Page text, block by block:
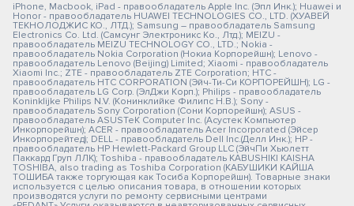
iPhone, Macbook, iPad - правообладатель Apple Inc. (Эпл Инк.); Huawei и
Honor - правообладатель HUAWEI TECHNOLOGIES CO., LTD. (ХУАВЕЙ
ТЕКНОЛОДЖИС КО., ЛТД.); Samsung – правообладатель Samsung
Electronics Co. Ltd. (Самсунг Электроникс Ко., Лтд.); MEIZU -
правообладатель MEIZU TECHNOLOGY CO., LTD.; Nokia -
правообладатель Nokia Corporation (Нокиа Корпорейшн); Lenovo -
правообладатель Lenovo (Beijing) Limited; Xiaomi - правообладатель
Xiaomi Inc.; ZTE - правообладатель ZTE Corporation; HTC -
правообладатель HTC CORPORATION (Эйч-Ти-Си КОРПОРЕЙШН); LG -
правообладатель LG Corp. (ЭлДжи Корп.); Philips - правообладатель
Koninklijke Philips N.V. (Конинклийке Филипс Н.В.); Sony -
правообладатель Sony Corporation (Сони Корпорейшн); ASUS -
правообладатель ASUSTeK Computer Inc. (Асустек Компьютер
Инкорпорейшн); ACER - правообладатель Acer Incorporated (Эйсер
Инкорпорейтед); DELL - правообладатель Dell Inc.(Делл Инк.); HP -
правообладатель HP Hewlett-Packard Group LLC (ЭйчПи Хьюлетт
Паккард Груп ЛЛК); Toshiba - правообладатель KABUSHIKI KAISHA
TOSHIBA, also trading as Toshiba Corporation (КАБУШИКИ КАЙША
ТОШИБА также торгующая как Тосиба Корпорейшн). Товарные знаки
используется с целью описания товара, в отношении которых
производятся услуги по ремонту сервисными центрами